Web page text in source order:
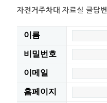
자전거주차대 자료실 글답변
이름
비밀번호
이메일
홈페이지